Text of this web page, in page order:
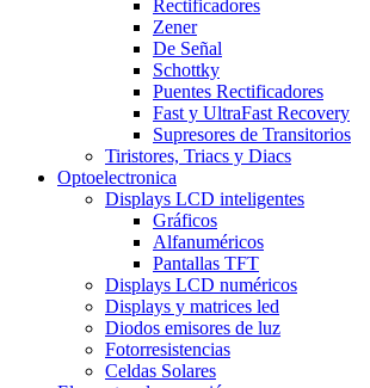
Rectificadores
Zener
De Señal
Schottky
Puentes Rectificadores
Fast y UltraFast Recovery
Supresores de Transitorios
Tiristores, Triacs y Diacs
Optoelectronica
Displays LCD inteligentes
Gráficos
Alfanuméricos
Pantallas TFT
Displays LCD numéricos
Displays y matrices led
Diodos emisores de luz
Fotorresistencias
Celdas Solares